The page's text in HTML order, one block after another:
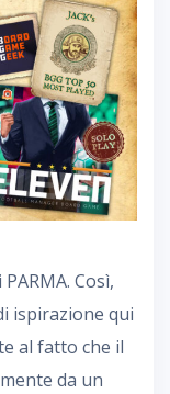
Così,
ispirazione qui
al fatto che il
da un